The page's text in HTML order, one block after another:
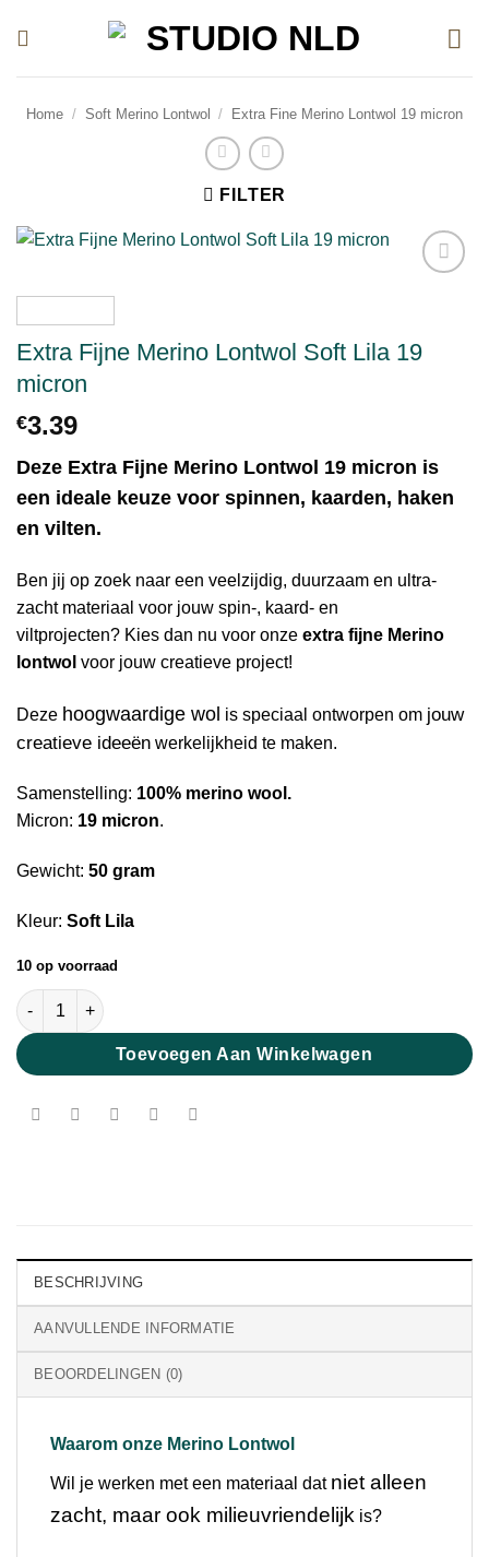
Home / Soft Merino Lontwol / Extra Fine Merino Lontwol 19 micron
FILTER
Extra Fijne Merino Lontwol Soft Lila 19
micron
€3.39
Deze Extra Fijne Merino Lontwol 19 micron is
een ideale keuze voor spinnen, kaarden, haken
en vilten.
Ben jij op zoek naar een veelzijdig, duurzaam en ultra-
zacht materiaal voor jouw spin-, kaard- en
viltprojecten? Kies dan nu voor onze extra fijne Merino
lontwol voor jouw creatieve project!
Deze hoogwaardige wol is speciaal ontworpen om jouw
creatieve ideeën werkelijkheid te maken.
Samenstelling: 100% merino wool.
Micron: 19 micron.
Gewicht: 50 gram
Kleur: Soft Lila
10 op voorraad
Extra Fijne Merino Lontwol Soft Lila 19 micron aantal
Toevoegen Aan Winkelwagen
BESCHRIJVING
AANVULLENDE INFORMATIE
BEOORDELINGEN (0)
Waarom onze Merino Lontwol
Wil je werken met een materiaal dat niet alleen
zacht, maar ook milieuvriendelijk is?